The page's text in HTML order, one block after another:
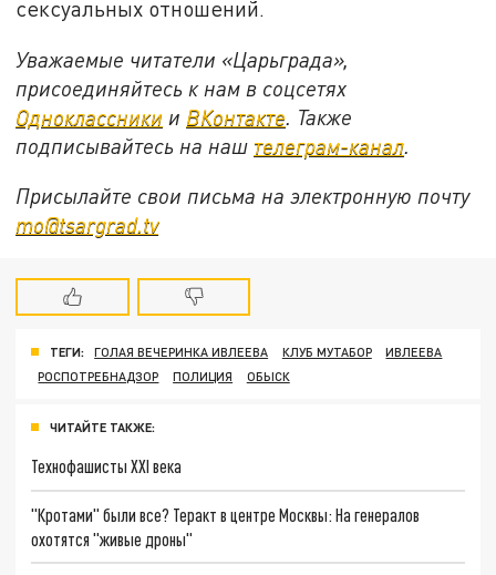
сексуальных отношений.
Уважаемые читатели «Царьграда»,
присоединяйтесь к нам в соцсетях
Одноклассники и ВКонтакте . Также
подписывайтесь на наш телеграм-канал
Присылайте свои письма на электронную почту
mo@tsargrad.tv
ТЕГИ: ГОЛАЯ ВЕЧЕРИНКА ИВЛЕЕВА КЛУБ МУТАБОР
ИВЛЕЕВА
РОСПОТРЕБНАДЗОР
ПОЛИЦИЯ ОБЫСК
ЧИТАЙТЕ ТАКЖЕ:
Технофашисты XXI века
"Кротами" были все? Теракт в центре Москвы: На генералов
охотятся "живые дроны"